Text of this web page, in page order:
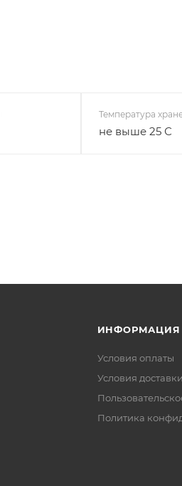
Температура
не выше 25 С
ИНФОРМАЦИЯ
Условия оплаты
Условия доставки
Политика